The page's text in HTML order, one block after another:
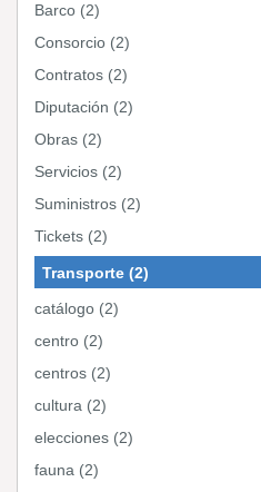
Barco (2)
Consorcio (2)
Contratos (2)
Diputación (2)
Obras (2)
Servicios (2)
Suministros (2)
Tickets (2)
Transporte (2)
catálogo (2)
centro (2)
centros (2)
cultura (2)
elecciones (2)
fauna (2)